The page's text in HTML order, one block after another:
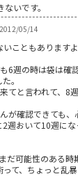
いです。
05/14
こともありますよ
6週の時は袋は確
。
てと言われて、8
が確認できても
2週おいて10週に
だ可能性のある
って、ちょっと乱